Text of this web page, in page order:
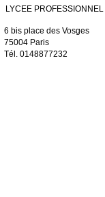
LYCEE PROFESSIONNEL
6 bis place des Vosges
75004 Paris
Tél. 0148877232